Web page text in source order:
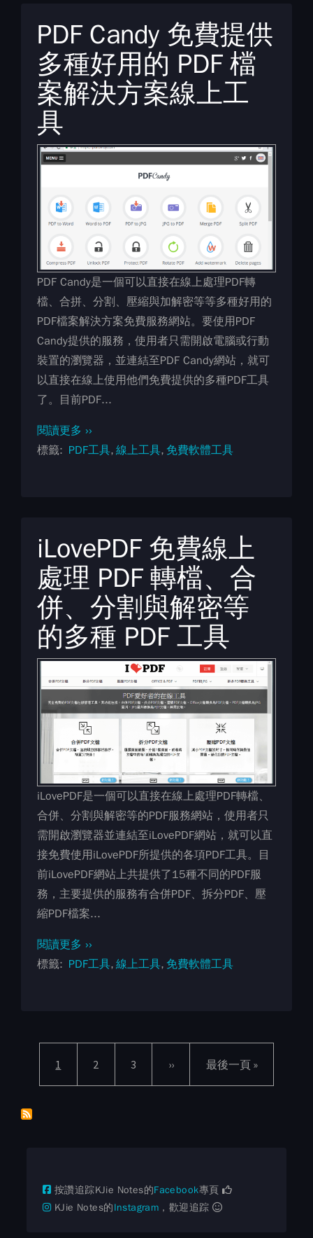
PDF Candy 免費提供
多種好用的 PDF 檔
案解決方案線上工
具
PDF Candy是一個可以直接在線上處理PDF轉
檔、合拼、分割、壓縮與加解密等等多種好用的
PDF檔案解決方案免費服務網站。要使用PDF
Candy提供的服務，使用者只需開啟電腦或行動
裝置的瀏覽器，並連結至PDF Candy網站，就可
以直接在線上使用他們免費提供的多種PDF工具
了。目前PDF...
閱讀更多 ››
標籤
PDF工具 線上工具 免費軟體工具
iLovePDF 免費線上
處理 PDF 轉檔、合
併、分割與解密等
的多種 PDF 工具
iLovePDF是一個可以直接在線上處理PDF轉檔、
合併、分割與解密等的PDF服務網站，使用者只
需開啟瀏覽器並連結至iLovePDF網站，就可以直
接免費使用iLovePDF所提供的各項PDF工具。目
前iLovePDF網站上共提供了15種不同的PDF服
務，主要提供的服務有合併PDF、拆分PDF、壓
縮PDF檔案...
閱讀更多 ››
標籤
PDF工具 線上工具 免費軟體工具
Pagination
目前頁面
1 頁面
2 頁面
3 下一頁
›› Last page
最後一頁 »
按讚追踪KJie Notes的Facebook專頁
KJie Notes的Instagram ，歡迎追踪